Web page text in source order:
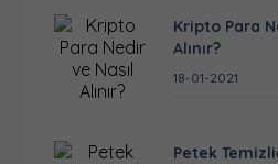
Kripto Para
Alınır?
18-01-2021
Petek